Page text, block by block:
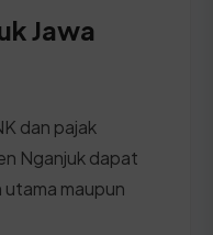
Jawa
dan pajak
Nganjuk dapat
maupun